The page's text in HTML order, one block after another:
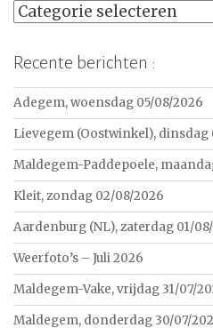
Categorieën
Recente berichten :
Adegem, woensdag 05/08/2026
Lievegem (Oostwinkel), dinsdag
Maldegem-Paddepoele,
Kleit, zondag 02/08/2026
Aardenburg (NL), zaterdag 01/
Weerfoto’s – Juli 2026
Maldegem-Vake, vrijdag 31/07/
Maldegem, donderdag 30/07/